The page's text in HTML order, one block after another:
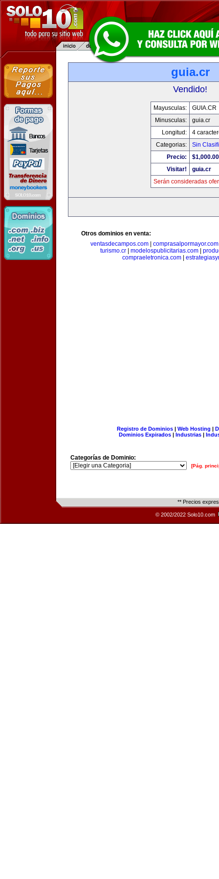
guia.cr
Vendido!
Mayusculas:
GUIA.CR
Minusculas:
guia.cr
Longitud:
4
Categorias:
Sin
Precio:
$1,000.00
Visitar!
guia.cr
Serán consideradas
Otros dominios en venta:
ventasdecampos.com| comprasalpormayor.com
turismo.cr
modelospublicitarias.com
compraeletronica.com
Registro de Dominios| Web Hosting |
Dominios Expirados | Industrias |
Categorías de Dominio:
[Pág.
** Precios
© 2002/2022 Solo10.com